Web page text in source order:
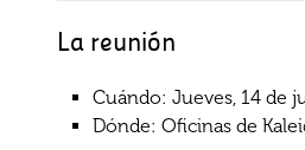
La reunión
Cuándo: Jueves, 14 de
Dónde: Oficinas de